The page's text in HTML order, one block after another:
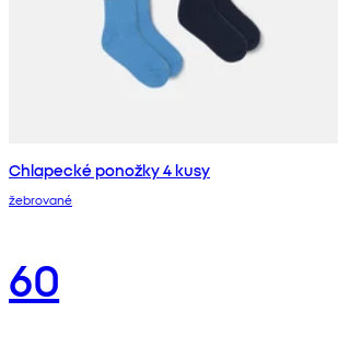
Chlapecké ponožky 4 kusy
žebrované
60